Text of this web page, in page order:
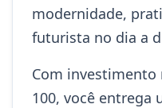
modernidade,
futurista no dia a
Com investimento
100, você entrega